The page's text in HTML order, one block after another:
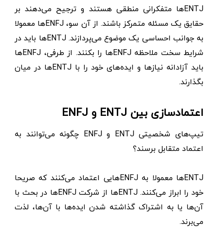
ENTJها متفکرانی منطقی هستند و ترجیح می‌دهند بر
حقایق یک مسئله متمرکز باشند. از آن سو، ENFJها معمولا
به جوانب احساسی یک موضوع می‌پردازند. ENTJها باید در
شرایط سخت ملاحظه ENFJها را بکنند. از طرفی، ENFJها
باید آزادانه نیازها و ایده‌های خود را با ENTJها در میان
بگذارند.
اعتمادسازی بین ENTJ و ENFJ
تیپ‌های شخصیتی ENTJ و ENFJ چگونه می‌توانند به
اعتماد متقابل برسند؟
ENTJها معمولا به ENFJهایی اعتماد می‌کنند که صریحا
خود را ابراز می‌کنند. ENTJها از شرکت ENFJها در بحث با
آن‌ها یا به اشتراک گذاشته شدن ایده‌ها با آن‌ها، لذت
می‌برند.